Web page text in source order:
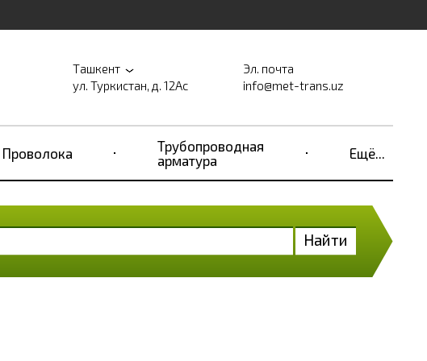
Ташкент
ул. Туркистан, д. 12Ас
Эл. почта
info@met-trans.uz
Проволока
Трубопроводная
арматура
Ещё...
Найти